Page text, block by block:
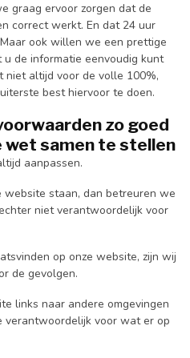
graag ervoor zorgen dat de
correct werkt. En dat 24 uur
ook willen we een prettige
de informatie eenvoudig kunt
niet altijd voor de volle 100%,
best hiervoor te doen.
zo goed
wet samen te stellen
aanpassen.
staan, dan betreuren we
niet verantwoordelijk voor
op onze website, zijn wij
de gevolgen.
links naar andere omgevingen
verantwoordelijk voor wat er op